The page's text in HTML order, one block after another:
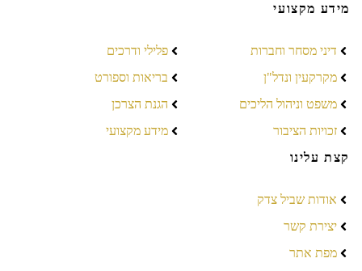
מידע מקצועי
דיני מסחר וחברות
מקרקעין ונדל"ן
משפט וניהול הליכים
זכויות הציבור
פלילי ודרכים
בריאות וספורט
הגנת הצרכן
מידע מקצועי
קצת עלינו
אודות שביל צדק
יצירת קשר
מפת אתר